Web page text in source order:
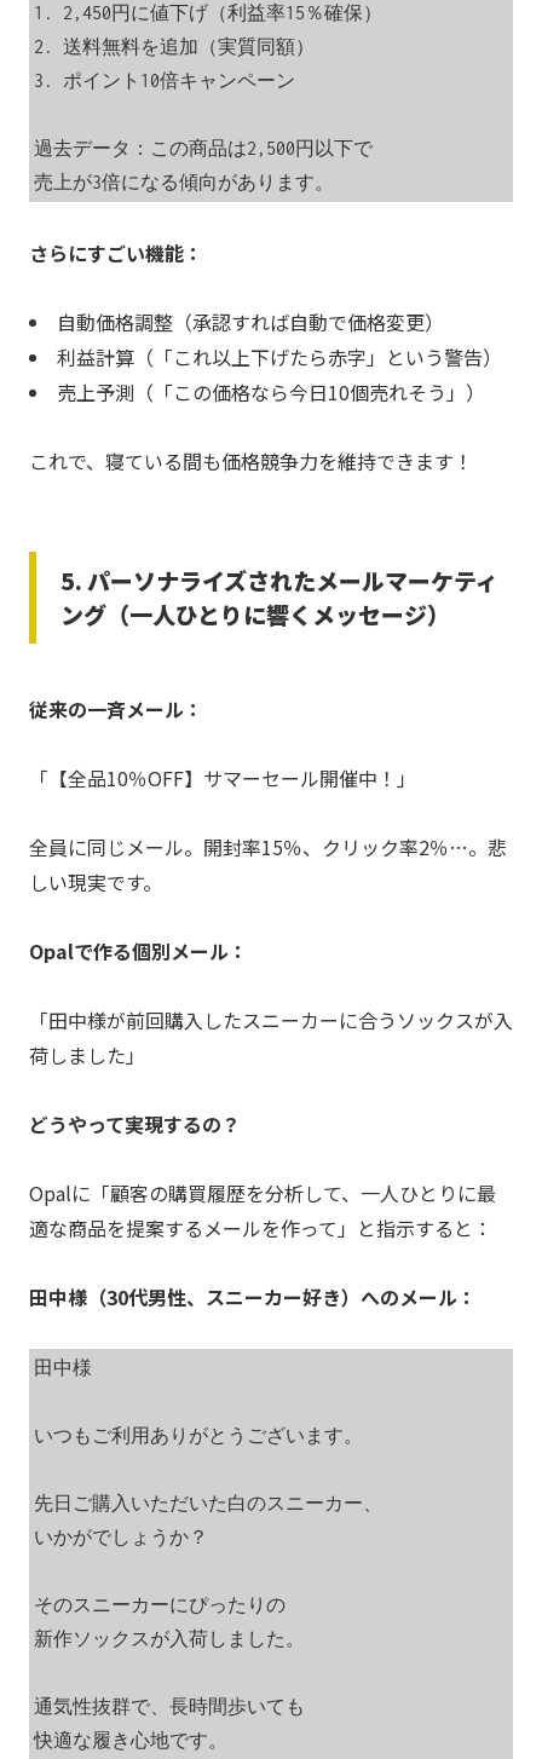
1. 2,450円に値下げ（利益率15％確保）
2. 送料無料を追加（実質同額）
3. ポイント10倍キャンペーン
過去データ：この商品は2,500円以下で
売上が3倍になる傾向があります。
さらにすごい機能：
自動価格調整（承認すれば自動で価格変更）
利益計算（「これ以上下げたら赤字」という警告）
売上予測（「この価格なら今日10個売れそう」）
これで、寝ている間も価格競争力を維持できます！
5. パーソナライズされたメールマーケティ
ング（一人ひとりに響くメッセージ）
従来の一斉メール：
「【全品10％OFF】サマーセール開催中！」
全員に同じメール。開封率15％、クリック率2％…。悲
しい現実です。
Opalで作る個別メール：
「田中様が前回購入したスニーカーに合うソックスが入
荷しました」
どうやって実現するの？
Opalに「顧客の購買履歴を分析して、一人ひとりに最
適な商品を提案するメールを作って」と指示すると：
田中様（30代男性、スニーカー好き）へのメール：
田中様
いつもご利用ありがとうございます。
先日ご購入いただいた白のスニーカー、
いかがでしょうか？
そのスニーカーにぴったりの
新作ソックスが入荷しました。
通気性抜群で、長時間歩いても
快適な履き心地です。